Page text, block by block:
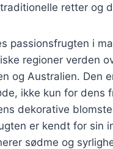
retter og
passionsfrugten i
regioner verden
og Australien. Den
ikke kun for dens
dekorative
er kendt for sin
sødme og